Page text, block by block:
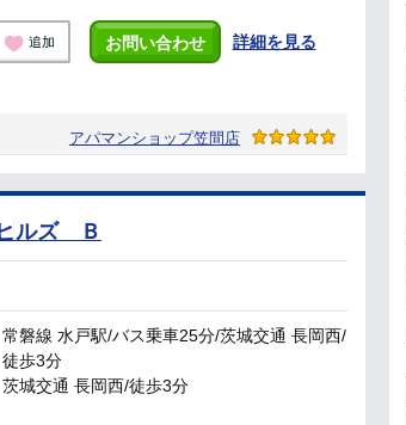
追加 お問い合わせ 詳細を見る
アパマンショップ笠間店
ルズ Ｂ
常磐線 水戸駅/バス乗車25分/茨城交通 長岡西/
徒歩3分
茨城交通 長岡西/徒歩3分